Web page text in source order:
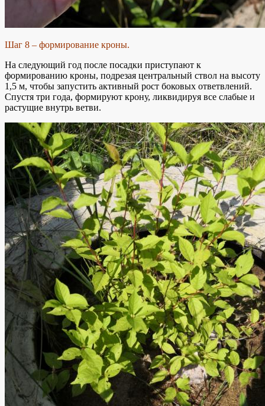
Шаг 8 – формирование кроны.
На следующий год после посадки приступают к
формированию кроны, подрезая центральный ствол на высоту
1,5 м, чтобы запустить активный рост боковых ответвлений.
Спустя три года, формируют крону, ликвидируя все слабые и
растущие внутрь ветви.